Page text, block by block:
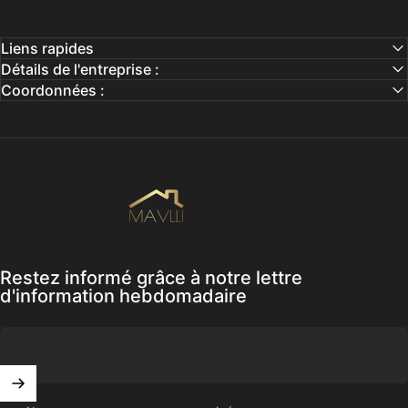
Liens rapides
Détails de l'entreprise :
Coordonnées :
Restez informé grâce à notre lettre
d'information hebdomadaire